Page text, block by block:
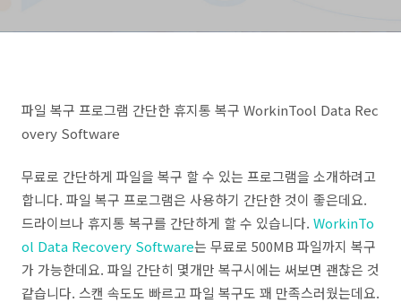
파일 복구 프로그램 간단한 휴지통 복구 WorkinTool Data Rec
overy Software
무료로 간단하게 파일을 복구 할 수 있는 프로그램을 소개하려고
합니다. 파일 복구 프로그램은 사용하기 간단한 것이 좋은데요.
드라이브나 휴지통 복구를 간단하게 할 수 있습니다. WorkinTo
ol Data Recovery Software는 무료로 500MB 파일까지 복구
가 가능한데요. 파일 간단히 몇개만 복구시에는 써보면 괜찮은 것
같습니다. 스캔 속도도 빠르고 파일 복구도 꽤 만족스러웠는데요.